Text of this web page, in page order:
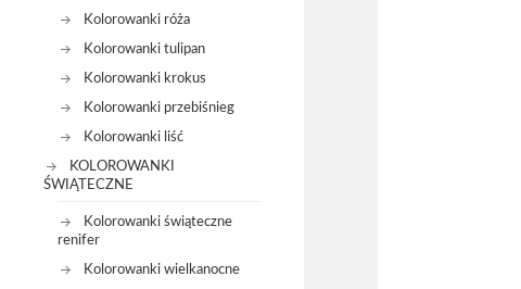
Kolorowanki róża
Kolorowanki tulipan
Kolorowanki krokus
Kolorowanki przebiśnieg
Kolorowanki liść
KOLOROWANKI
ŚWIĄTECZNE
Kolorowanki świąteczne
renifer
Kolorowanki wielkanocne